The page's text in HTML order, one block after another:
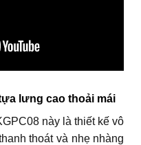
lưng cao thoải mái
này là thiết kế vô
thoát và nhẹ nhàng